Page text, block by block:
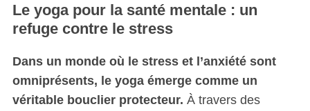
Le yoga pour la santé mentale : un
refuge contre le stress
Dans un monde où le stress et l’anxiété sont
omniprésents, le yoga émerge comme un
véritable bouclier protecteur. À travers des